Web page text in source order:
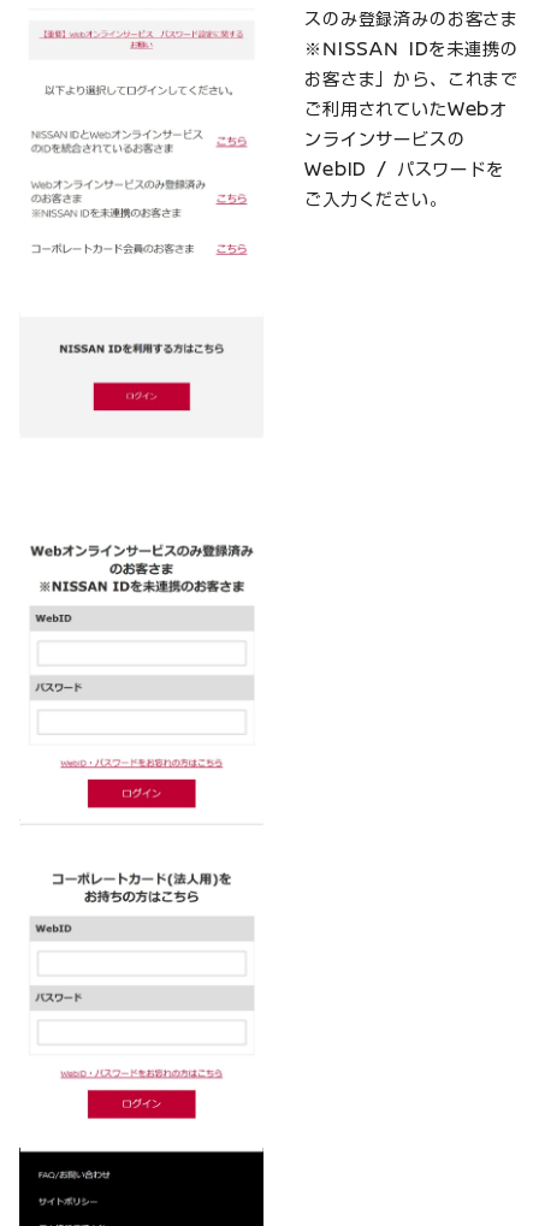
スのみ登録済みのお客さま
※NISSAN IDを未連携の
お客さま」から、これまで
ご利用されていたWebオ
ンラインサービスの
WebID / パスワードを
ご入力ください。